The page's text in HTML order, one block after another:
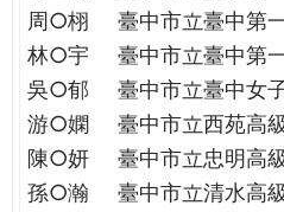
周○栩
臺中市立臺中第
林○宇
臺中市立臺中第
吳○郁
臺中市立臺中女
游○嫻
臺中市立西苑高
陳○妍
臺中市立忠明高
孫○瀚
臺中市立清水高